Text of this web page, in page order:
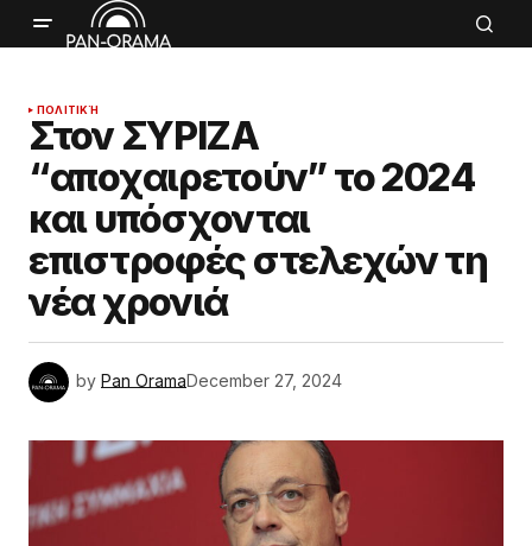
ΠΟΛΙΤΙΚΉ
Στον ΣΥΡΙΖΑ
“αποχαιρετούν” το 2024
και υπόσχονται
επιστροφές στελεχών τη
νέα χρονιά
by Pan OramaDecember 27, 2024